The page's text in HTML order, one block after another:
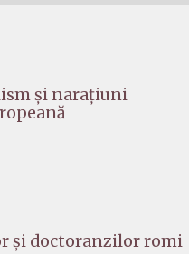
și narațiuni
și doctoranzilor romi